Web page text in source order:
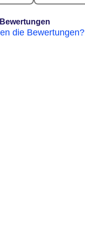
die Bewertungen?